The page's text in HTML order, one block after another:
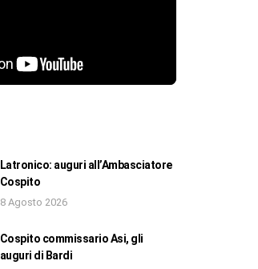
Latronico: auguri all’Ambasciatore
Cospito
8 Agosto 2026
Cospito commissario Asi, gli
auguri di Bardi